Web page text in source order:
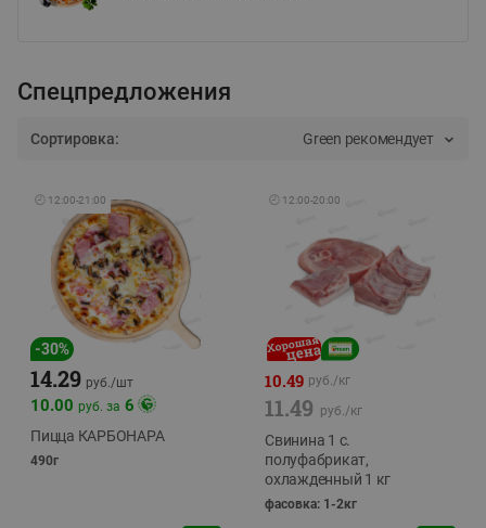
Спецпредложения
Сортировка: Green рекомендует
🕘 12:00-21:00
-30%
14.29 руб./шт
10.00 руб. за 6
Пицца КАРБОНАРА
490г
🕘 12:00-20:00
10.49 руб./кг
11.49 руб./кг
Свинина 1 с.
полуфабрикат,
охлажденный 1 кг
фасовка: 1-2кг